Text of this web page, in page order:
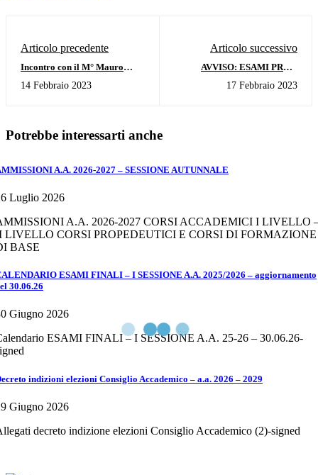
Articolo precedente
Incontro con il M° Mauro
14 Febbraio 2023
Articolo successivo
AVVISO: ESAMI PROF.
17 Febbraio 2023
Potrebbe interessarti anche
A.A. 2026-2027 – SESSIONE AUTUNNALE
Luglio 2026
A.A. 2026-2027 CORSI ACCADEMICI I LIVELLO
LIVELLO CORSI PROPEDEUTICI E CORSI DI FORMAZIONE
BASE
ESAMI FINALI – I SESSIONE A.A. 2025/2026 – aggiornamento
30.06.26
Giugno 2026
ESAMI FINALI – I SESSIONE A.A. 25-26 – 30.06.26-
indizioni elezioni Consiglio Accademico – a.a. 2026 – 2029
Giugno 2026
decreto indizione elezioni Consiglio Accademico (2)-signed